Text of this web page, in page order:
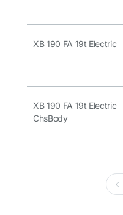
XB 190 FA 19t Electric
XB 190 FA 19t Electric
ChsBody